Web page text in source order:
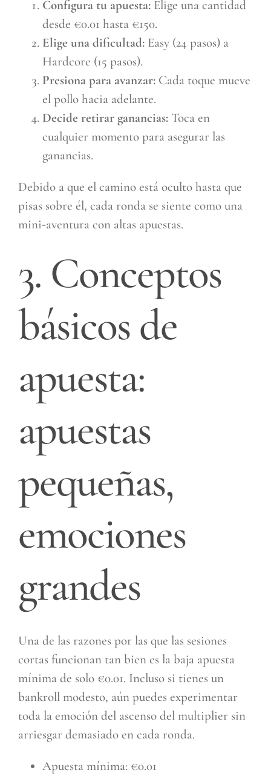
Configura tu apuesta: Elige una cantidad
desde €0.01 hasta €150.
Elige una dificultad: Easy (24 pasos) a
Hardcore (15 pasos).
Presiona para avanzar: Cada toque mueve
el pollo hacia adelante.
Decide retirar ganancias: Toca en
cualquier momento para asegurar las
ganancias.
Debido a que el camino está oculto hasta que
pisas sobre él, cada ronda se siente como una
mini‑aventura con altas apuestas.
3. Conceptos
básicos de
apuesta:
apuestas
pequeñas,
emociones
grandes
Una de las razones por las que las sesiones
cortas funcionan tan bien es la baja apuesta
mínima de solo €0.01. Incluso si tienes un
bankroll modesto, aún puedes experimentar
toda la emoción del ascenso del multiplier sin
arriesgar demasiado en cada ronda.
Apuesta mínima: €0.01